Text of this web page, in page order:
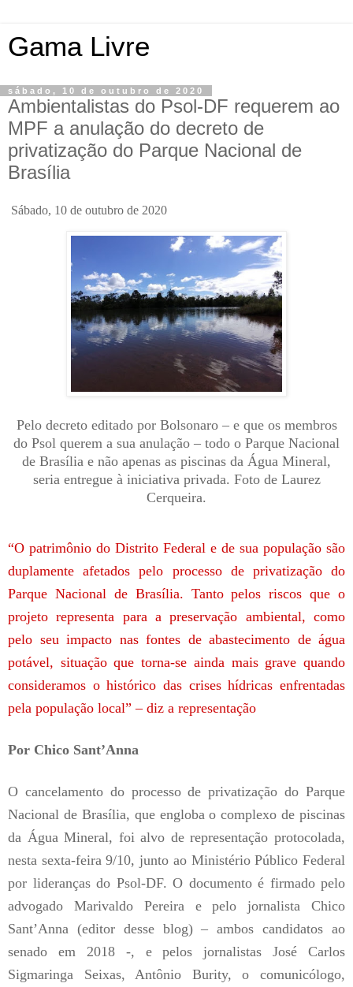
Gama Livre
sábado, 10 de outubro de 2020
Ambientalistas do Psol-DF requerem ao
MPF a anulação do decreto de
privatização do Parque Nacional de
Brasília
Sábado, 10 de outubro de 2020
Pelo decreto editado por Bolsonaro – e que os membros
do Psol querem a sua anulação – todo o Parque Nacional
de Brasília e não apenas as piscinas da Água Mineral,
seria entregue à iniciativa privada. Foto de Laurez
Cerqueira.
“O patrimônio do Distrito Federal e de sua população são
duplamente afetados pelo processo de privatização do
Parque Nacional de Brasília. Tanto pelos riscos que o
projeto representa para a preservação ambiental, como
pelo seu impacto nas fontes de abastecimento de água
potável, situação que torna-se ainda mais grave quando
consideramos o histórico das crises hídricas enfrentadas
pela população local” – diz a representação
Por Chico Sant’Anna
O cancelamento do processo de privatização do Parque
Nacional de Brasília, que engloba o complexo de piscinas
da Água Mineral, foi alvo de representação protocolada,
nesta sexta-feira 9/10, junto ao Ministério Público Federal
por lideranças do Psol-DF. O documento é firmado pelo
advogado Marivaldo Pereira e pelo jornalista Chico
Sant’Anna (editor desse blog) – ambos candidatos ao
senado em 2018 -, e pelos jornalistas José Carlos
Sigmaringa Seixas, Antônio Burity, o comunicólogo,